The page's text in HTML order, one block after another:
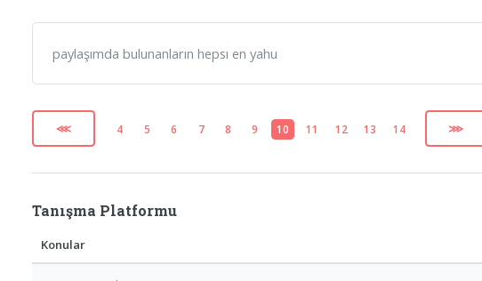
paylaşımda bulunanların hepsı en yahu
⋘ 4 5 6 7 8 9 10 11 12 13 14 ⋙
Tanışma Platformu
Konular